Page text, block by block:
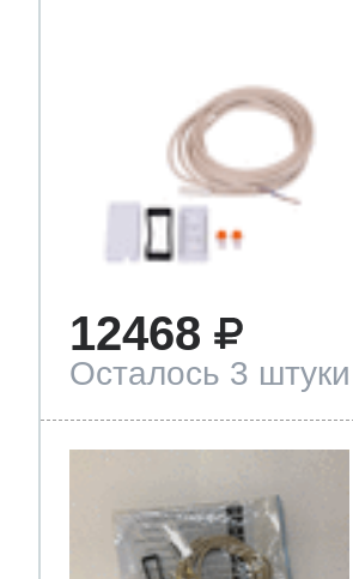
12468
Осталось 3 штуки